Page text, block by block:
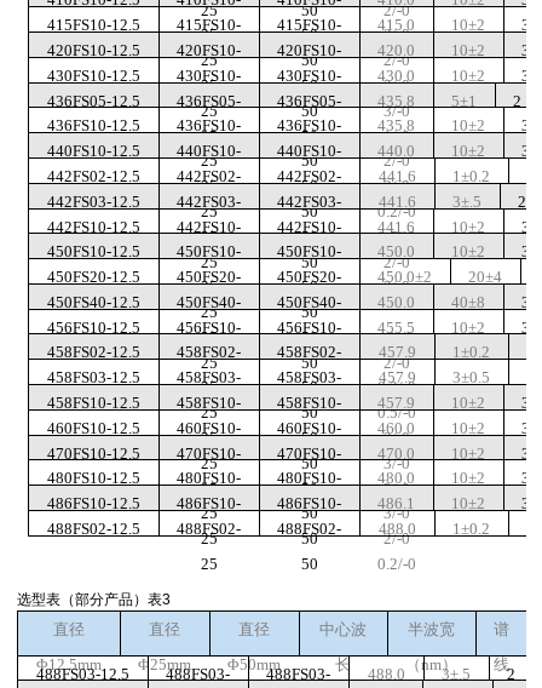
25
50
2/-0
25
50
3/-0
415FS10-12.5
415FS10-
25
415FS10-
50
415.0
2/-0
10±2
3
420FS10-12.5
420FS10-
25
420FS10-
50
420.0
3/-0
10±2
3
430FS10-12.5
430FS10-
25
430FS10-
50
430.0
3/-0
10±2
3
436FS05-12.5
436FS05-
25
436FS05-
50
435.8
1/-0
5±1
2
436FS10-12.5
436FS10-
25
436FS10-
50
435.8
2/-0
10±2
3
440FS10-12.5
440FS10-
25
440FS10-
50
440.0
3/-0
10±2
3
442FS02-12.5
442FS02-
25
442FS02-
50
441.6
0.2/-0
1±0.2
442FS03-12.5
442FS03-
25
442FS03-
50
441.6
0.5/-0
3±.5
2
442FS10-12.5
442FS10-
25
442FS10-
50
441.6
2/-0
10±2
3
450FS10-12.5
450FS10-
25
450FS10-
50
450.0
3/-0
10±2
3
450FS20-12.5
450FS20-
25
450FS20-
50
450.0±2 20±4
450FS40-12.5
450FS40-
25
450FS40-
50
450.0
10/-0
40±8
3
456FS10-12.5
456FS10-
25
456FS10-
50
455.5
2/-0
10±2
3
458FS02-12.5
458FS02-
25
458FS02-
50
457.9
0.2/-0
1±0.2
458FS03-12.5
458FS03-
25
458FS03-
50
457.9
0.5/-0
3±0.5
458FS10-12.5
458FS10-
25
458FS10-
50
457.9
2/-0
10±2
3
460FS10-12.5
460FS10-
25
460FS10-
50
460.0
3/-0
10±2
3
470FS10-12.5
470FS10-
25
470FS10-
50
470.0
3/-0
10±2
3
480FS10-12.5
480FS10-
25
480FS10-
50
480.0
3/-0
10±2
3
486FS10-12.5
486FS10-
25
486FS10-
50
486.1
2/-0
10±2
3
488FS02-12.5
488FS02-
25
488FS02-
50
488.0
0.2/-0
1±0.2
选型表（部分产品）表3
直径
Φ12.5mm
直径
Φ25mm
直径
Φ50mm
中心波
长
半波宽
（nm）
谱
线
488FS03-12.5
488FS03-
488FS03-
488.0
3±.5
2